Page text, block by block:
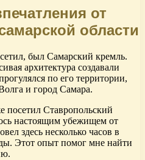
от
области
был Самарский кремль.
архитектура создавали
по его территории,
и город Самара.
посетил Ставропольский
настоящим убежищем от
здесь несколько часов в
Этот опыт помог мне найти